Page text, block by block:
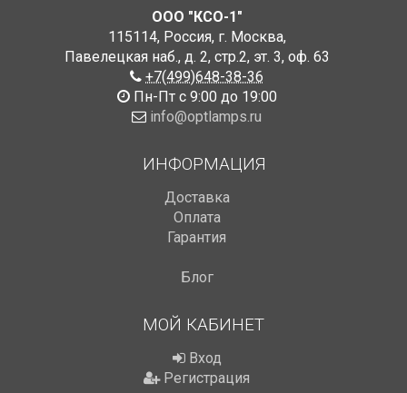
ООО "КСО-1"
115114, Россия, г. Москва,
Павелецкая наб., д. 2, стр.2, эт. 3, оф. 63
+7(499)648-38-36
Пн-Пт с 9:00 до 19:00
info@optlamps.ru
ИНФОРМАЦИЯ
Доставка
Оплата
Гарантия
Блог
МОЙ КАБИНЕТ
Вход
Регистрация